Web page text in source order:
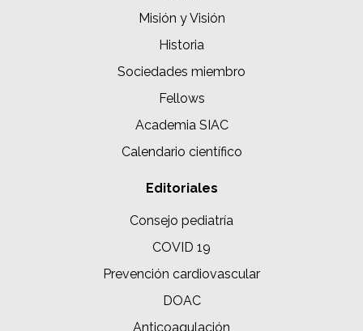
Misión y Visión
Historia
Sociedades miembro
Fellows
Academia SIAC
Calendario científico
Editoriales
Consejo pediatría
COVID 19
Prevención cardiovascular
DOAC
Anticoagulación